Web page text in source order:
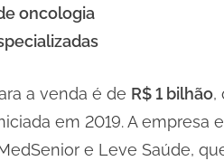
oncologia
a venda é de R$ 1 bilhão,
em 2019. A empresa
e Leve Saúde,